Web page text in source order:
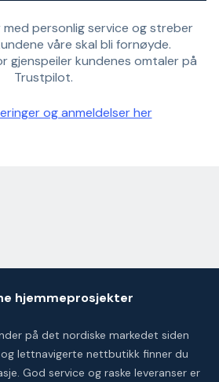
personlig service og streber
våre skal bli fornøyde.
gjenspeiler kundenes omtaler på
Trustpilot.
og anmeldelser her
hjemmeprosjekter
på det nordiske markedet siden
lettnavigerte nettbutikk finner du
God service og raske leveranser er